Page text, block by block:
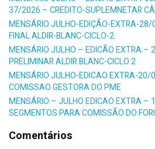
37/2026 – CREDITO-SUPLEMNETAR
MENSÁRIO JULHO-EDIÇÃO-EXTRA-
FINAL ALDIR-BLANC-CICLO-2.
MENSÁRIO JULHO – EDICÃO EXTRA
PRELIMINAR ALDIR BLANC-CICLO 2
MENSÁRIO JULHO-EDICAO EXTRA-
COMISSAO GESTORA DO PME
MENSÁRIO – JULHO EDICAO EXTRA –
SEGMENTOS PARA COMISSÃO DO
Comentários